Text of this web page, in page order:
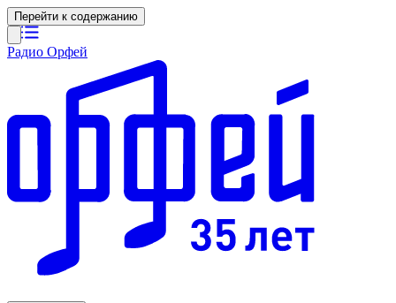
Перейти к содержанию
Радио Орфей